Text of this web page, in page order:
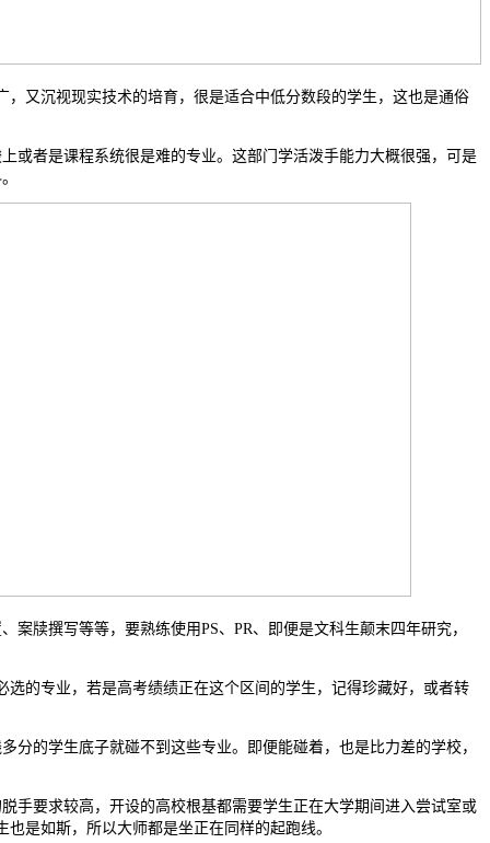
沉视现实技术的培育，很是适合中低分数段的学生，这也是通俗
者是课程系统很是难的专业。这部门学活泼手能力大概很强，可是
撰写等等，要熟练使用PS、PR、即便是文科生颠末四年研究，
专业，若是高考绩绩正在这个区间的学生，记得珍藏好，或者转
的学生底子就碰不到这些专业。即便能碰着，也是比力差的学校，
要求较高，开设的高校根基都需要学生正在大学期间进入尝试室或
是如斯，所以大师都是坐正在同样的起跑线。